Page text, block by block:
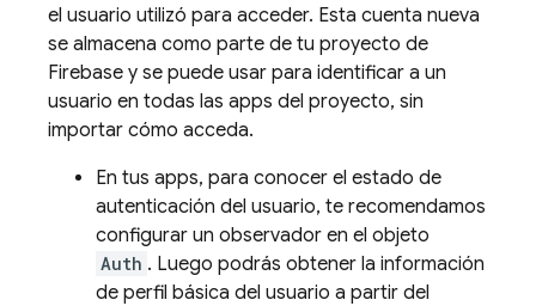
el usuario utilizó para acceder. Esta cuenta nueva
se almacena como parte de tu proyecto de
Firebase y se puede usar para identificar a un
usuario en todas las apps del proyecto, sin
importar cómo acceda.
En tus apps, para conocer el estado de
autenticación del usuario, te recomendamos
configurar un observador en el objeto
Auth . Luego podrás obtener la información
de perfil básica del usuario a partir del